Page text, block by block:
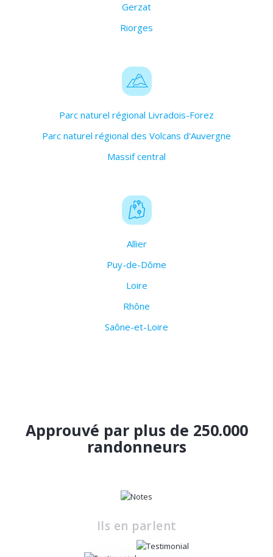
Gerzat
Riorges
Parc naturel régional Livradois-Forez
Parc naturel régional des Volcans d'Auvergne
Massif central
Allier
Puy-de-Dôme
Loire
Rhône
Saône-et-Loire
Approuvé par plus de 250.000
randonneurs
Ils en parlent